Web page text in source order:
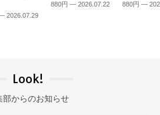
2026.07.29
880円 — 2026.07.22 880円 —
Look!
部からのお知らせ